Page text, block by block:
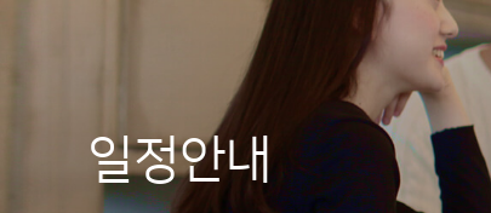
한국교통대학교
대학일자리개발원
일정안내